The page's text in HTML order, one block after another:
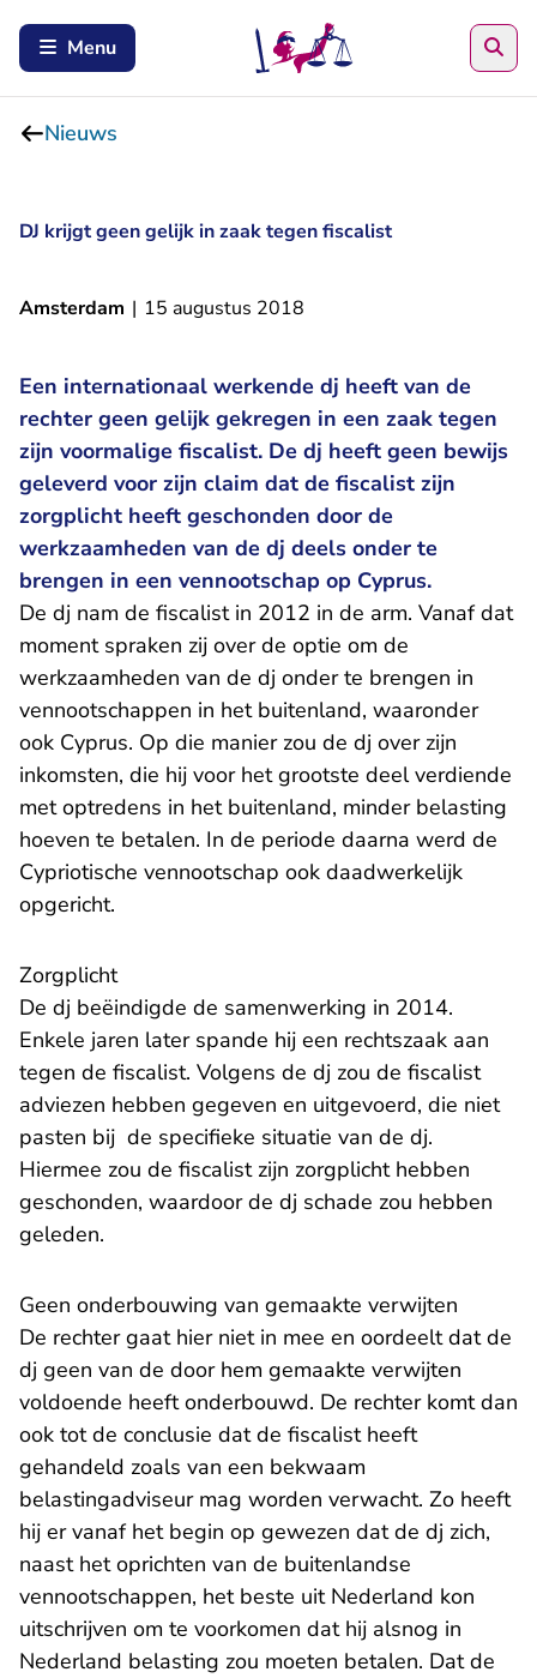
Menu
Nieuws
DJ krijgt geen gelijk in zaak tegen fiscalist
Amsterdam | 15 augustus 2018
Een internationaal werkende dj heeft van de
rechter geen gelijk gekregen in een zaak tegen
zijn voormalige fiscalist. De dj heeft geen bewijs
geleverd voor zijn claim dat de fiscalist zijn
zorgplicht heeft geschonden door de
werkzaamheden van de dj deels onder te
brengen in een vennootschap op Cyprus.
De dj nam de fiscalist in 2012 in de arm. Vanaf dat
moment spraken zij over de optie om de
werkzaamheden van de dj onder te brengen in
vennootschappen in het buitenland, waaronder
ook Cyprus. Op die manier zou de dj over zijn
inkomsten, die hij voor het grootste deel verdiende
met optredens in het buitenland, minder belasting
hoeven te betalen. In de periode daarna werd de
Cypriotische vennootschap ook daadwerkelijk
opgericht.
Zorgplicht
De dj beëindigde de samenwerking in 2014.
Enkele jaren later spande hij een rechtszaak aan
tegen de fiscalist. Volgens de dj zou de fiscalist
adviezen hebben gegeven en uitgevoerd, die niet
pasten bij de specifieke situatie van de dj.
Hiermee zou de fiscalist zijn zorgplicht hebben
geschonden, waardoor de dj schade zou hebben
geleden.
Geen onderbouwing van gemaakte verwijten
De rechter gaat hier niet in mee en oordeelt dat de
dj geen van de door hem gemaakte verwijten
voldoende heeft onderbouwd. De rechter komt dan
ook tot de conclusie dat de fiscalist heeft
gehandeld zoals van een bekwaam
belastingadviseur mag worden verwacht. Zo heeft
hij er vanaf het begin op gewezen dat de dj zich,
naast het oprichten van de buitenlandse
vennootschappen, het beste uit Nederland kon
uitschrijven om te voorkomen dat hij alsnog in
Nederland belasting zou moeten betalen. Dat de